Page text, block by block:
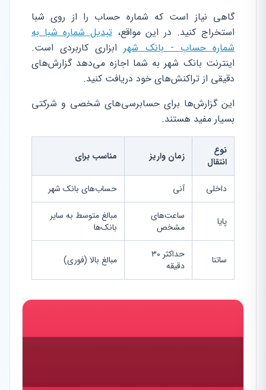
گاهی نیاز است که شماره حساب را از روی شبا
استخراج کنید. در این مواقع،تبدیل شماره شبا به
شماره حساب - بانک شهرابزاری کاربردی است.
اینترنت بانک شهر به شما اجازه می‌دهد گزارش‌های
دقیقی از تراکنش‌های خود دریافت کنید.
این گزارش‌ها برای حسابرسی‌های شخصی و شرکتی
بسیار مفید هستند.
نوع
انتقال
زمان واریز مناسب برای
داخلی آنی حساب‌های بانک شهر
پایا
ساعت‌های
مشخص
مبالغ متوسط به سایر
بانک‌ها
ساتنا
حداکثر ۳۰
دقیقه
مبالغ بالا (فوری)